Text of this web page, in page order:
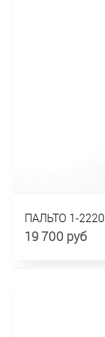
ПАЛЬТО 1-2220
19 700 руб